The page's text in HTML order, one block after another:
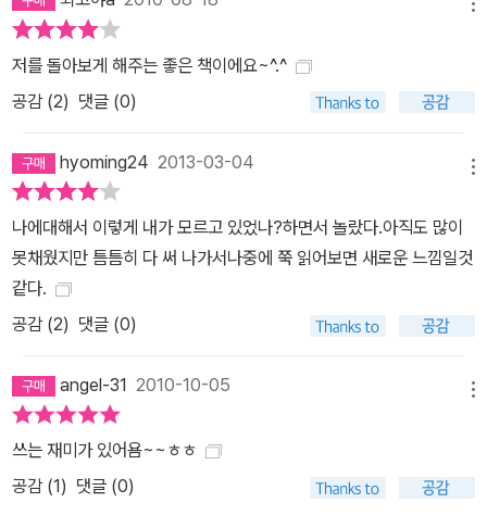
저를 돌아보게 해주는 좋은 책이에요~^.^
공감 (2) 댓글 (0)
hyoming24 2013-03-04
나에대해서 이렇게 내가 모르고 있었나?하면서 놀랐다.아직도 많이
못채웠지만 틈틈히 다 써 나가서나중에 쭉 읽어보면 새로운 느낌일것
같다.
공감 (2) 댓글 (0)
angel-31 2010-10-05
쓰는 재미가 있어욤~~ㅎㅎ
공감 (1) 댓글 (0)